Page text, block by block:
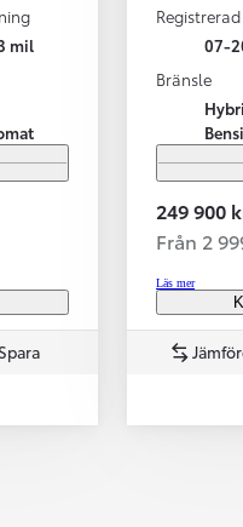
mil
Spara
Registrerad
07-
Bränsle
249 900
Från 2
Läs mer